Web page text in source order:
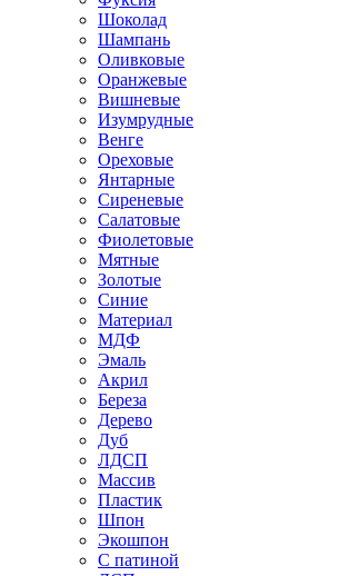
Шоколад
Шампань
Оливковые
Оранжевые
Вишневые
Изумрудные
Венге
Ореховые
Янтарные
Сиреневые
Салатовые
Фиолетовые
Мятные
Золотые
Синие
Материал
МДФ
Эмаль
Акрил
Береза
Дерево
Дуб
ЛДСП
Массив
Пластик
Шпон
Экошпон
С патиной